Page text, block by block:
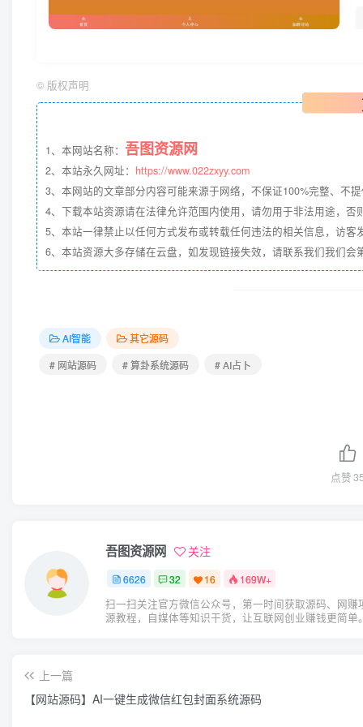
© 版权声明
1、本网站名称： 吾图资源网
2、本站永久网址： https://www.022zxyy.com
3、本网站的文章部分内容可能来源于网络，不保证100%完整、不
4、下载本站资源请在法律允许范围内使用，请勿用于非法用途，否
5、本站一律禁止以任何方式发布或转载任何违法的相关信息，访客
6、本站资源大多存储在云盘，如发现链接失效，请联系我们我们
AI智能
其它源码
# 网站源码
# 算卦系统源码 # AI占卜
点赞
吾图资源网 关注
6626 32 16 169W+
扫一扫关注官方微信公众号，第一时间获取源码、网赚
源教程，自媒体等知识干货，让互联网创业赚钱更简单
上一篇
【网站源码】AI一键生成微信红包封面系统源码